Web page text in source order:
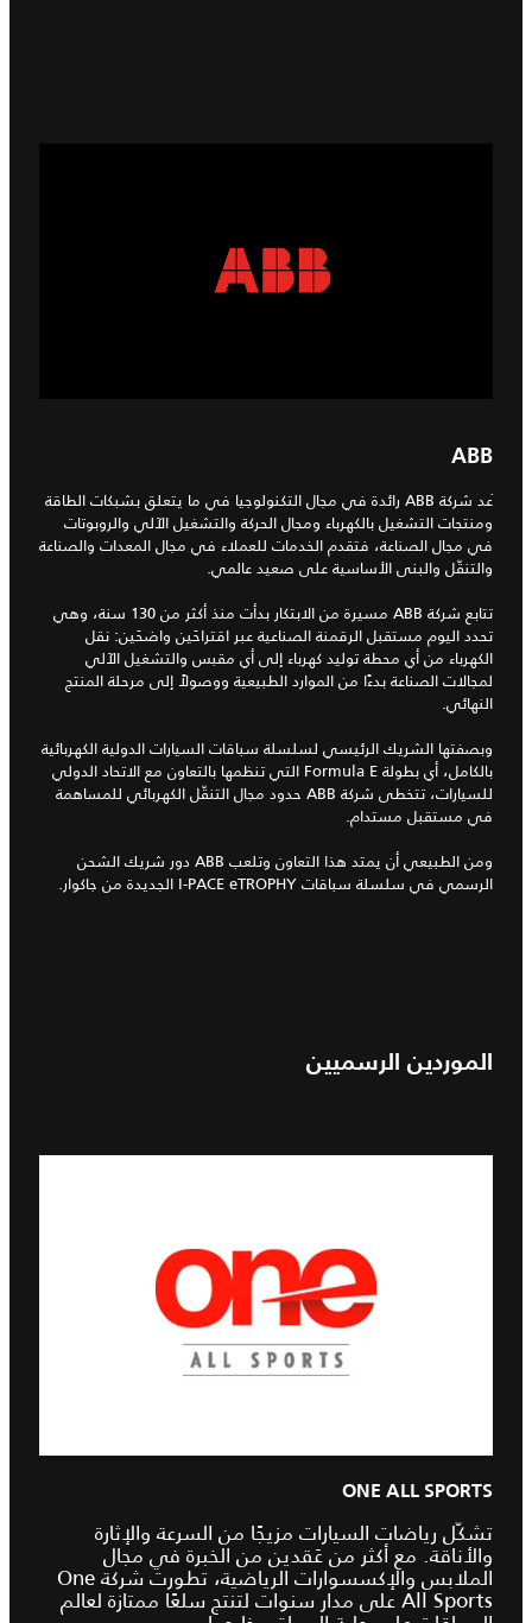
ABB
ُعد شركة ABB رائدة في مجال التكنولوجيا في ما يتعلق بشبكات الطاقة
ومنتجات التشغيل بالكهرباء ومجال الحركة والتشغيل الآلي والروبوتات
في مجال الصناعة، فتقدم الخدمات للعملاء في مجال المعدات والصناعة
والتنقّل والبنى الأساسية على صعيد عالمي.
تتابع شركة ABB مسيرة من الابتكار بدأت منذ أكثر من 130 سنة، وهي
تحدد اليوم مستقبل الرقمنة الصناعية عبر اقتراحَين واضحَين: نقل
الكهرباء من أي محطة توليد كهرباء إلى أي مقبس والتشغيل الآلي
لمجالات الصناعة بدءًا من الموارد الطبيعية ووصولاً إلى مرحلة المنتج
النهائي.
وبصفتها الشريك الرئيسي لسلسلة سباقات السيارات الدولية الكهربائية
بالكامل، أي بطولة Formula E التي تنظمها بالتعاون مع الاتحاد الدولي
للسيارات، تتخطى شركة ABB حدود مجال التنقّل الكهربائي للمساهمة
في مستقبل مستدام.
ومن الطبيعي أن يمتد هذا التعاون وتلعب ABB دور شريك الشحن
الرسمي في سلسلة سباقات I‑PACE eTROPHY الجديدة من جاكوار.
الموردين الرسميين
ONE ALL SPORTS
تشكّل رياضات السيارات مزيجًا من السرعة والإثارة
والأناقة. مع أكثر من عَقدين من الخبرة في مجال
الملابس والإكسسوارات الرياضية، تطورت شركة One
All Sports على مدار سنوات لتنتج سلعًا ممتازة لعالم